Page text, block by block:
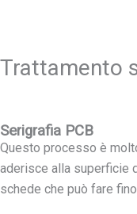
Trattamento
Serigrafia PCB
Questo processo è
aderisce alla superficie
schede che può fare